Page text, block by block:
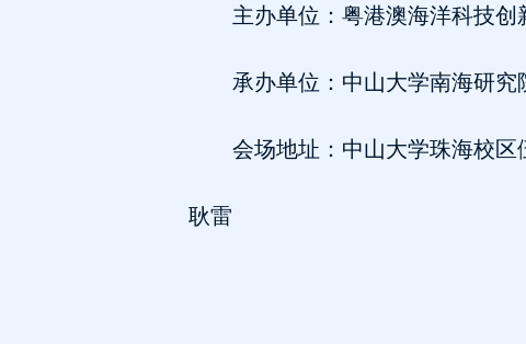
主办单位：粤港澳海洋科技创
承办单位：中山大学南海研
会场地址：中山大学珠海校
耿雷